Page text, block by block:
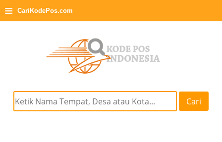
≡ CariKodePos.com
Cari